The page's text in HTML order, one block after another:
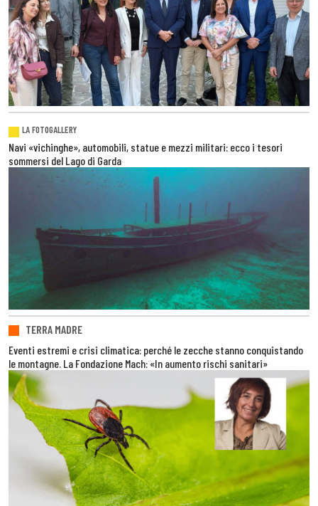
LA FOTOGALLERY
Navi «vichinghe», automobili, statue e mezzi militari: ecco i tesori
sommersi del Lago di Garda
TERRA MADRE
Eventi estremi e crisi climatica: perché le zecche stanno conquistando
le montagne. La Fondazione Mach: «In aumento rischi sanitari»